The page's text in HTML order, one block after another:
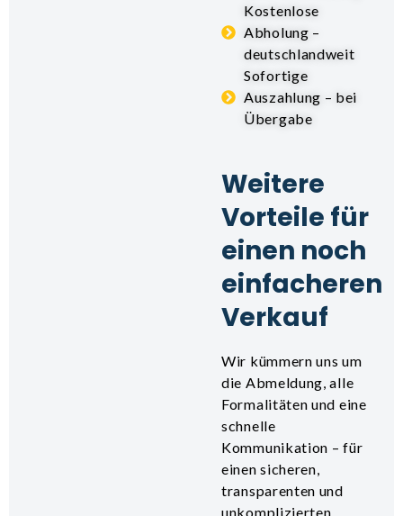
Kostenlose
Abholung –
deutschlandweit
Sofortige
Auszahlung – bei
Übergabe
Weitere
Vorteile für
einen noch
einfacheren
Verkauf
Wir kümmern uns um
die Abmeldung, alle
Formalitäten und eine
schnelle
Kommunikation – für
einen sicheren,
transparenten und
unkomplizierten